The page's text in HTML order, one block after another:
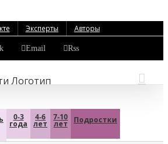
Эксперты Авторы
Email Rss
0-3
года
4-6
лет
7-10
лет Подростки